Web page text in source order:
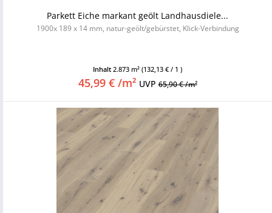
Parkett Eiche markant geölt Landhausdiele...
1900x 189 x 14 mm, natur-geölt/gebürstet, Klick-Verbindung
Inhalt 2.873 m² (132,13 € / 1 )
45,99 € /m² UVP65,90 € /m²